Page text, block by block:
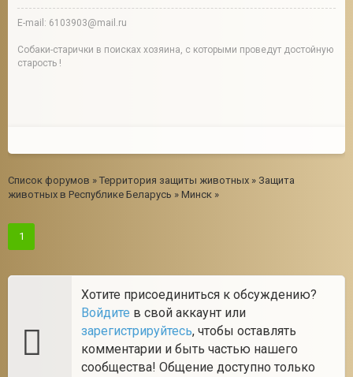
E-mail: 6103903@mail.ru
Собаки-старички в поисках хозяина, с которыми проведут достойную
старость !
Список форумов » Территория защиты животных » Защита
животных в Республике Беларусь » Минск »
1
Хотите присоединиться к обсуждению?
Войдите в свой аккаунт или
зарегистрируйтесь, чтобы оставлять
комментарии и быть частью нашего
сообщества! Общение доступно только